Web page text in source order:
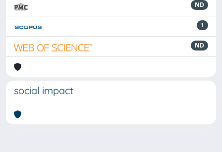
ND
1
ND
social impact